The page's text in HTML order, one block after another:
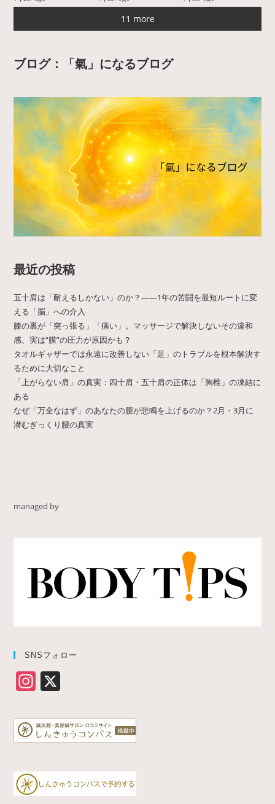
11 more
ブログ：「氣」になるブログ
最近の投稿
五十肩は「耐えるしかない」のか？——1年の苦闘を最短ルートに変
える「脳」への介入
膝の裏が「突っ張る」「痛い」。マッサージで解決しないその違和
感、実は“膜”の圧力が原因かも？
タオルギャザーでは永遠に改善しない「足」のトラブルを根本解決す
るために大切なこと
「上がらない肩」の真実：四十肩・五十肩の正体は「胸椎」の凍結に
ある
なぜ「万全なはず」のあなたの腰が悲鳴を上げるのか？2月・3月に
潜むぎっくり腰の真実
managed by
SNSフォロー
In
a
gr
m